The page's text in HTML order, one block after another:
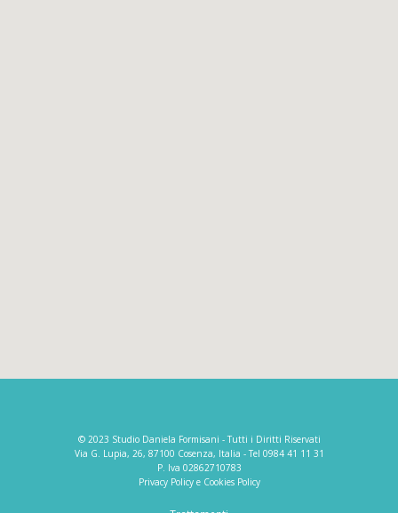
© 2023 Studio Daniela Formisani - Tutti i Diritti Riservati
Via G. Lupia, 26, 87100 Cosenza, Italia - Tel 0984 41 11 31
P. Iva 02862710783
Privacy Policy e Cookies Policy